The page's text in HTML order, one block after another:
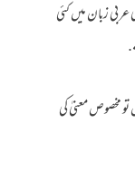
زبان میں کئی
مخصوص معنیٰ کی